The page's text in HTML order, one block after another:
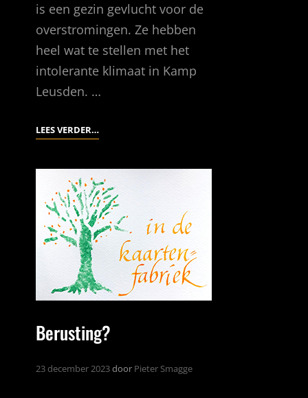
is een gezin gevlucht voor de
overstromingen. Ze hebben
heel wat te stellen met het
intolerante klimaat in Kamp
Leusden. …
LEES VERDER…HET
2023
Berusting?
23 december 2023door Pieter Smagge